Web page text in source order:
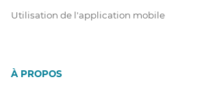
Utilisation de l'application mobile
À PROPOS